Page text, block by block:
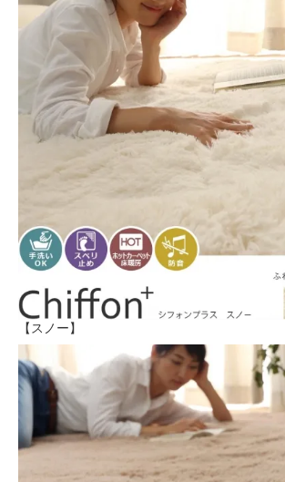
【スノー】